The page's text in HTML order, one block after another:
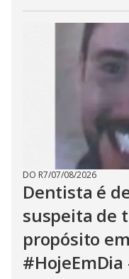
DO R7/07/08/2026
Dentista é
suspeita de
propósito